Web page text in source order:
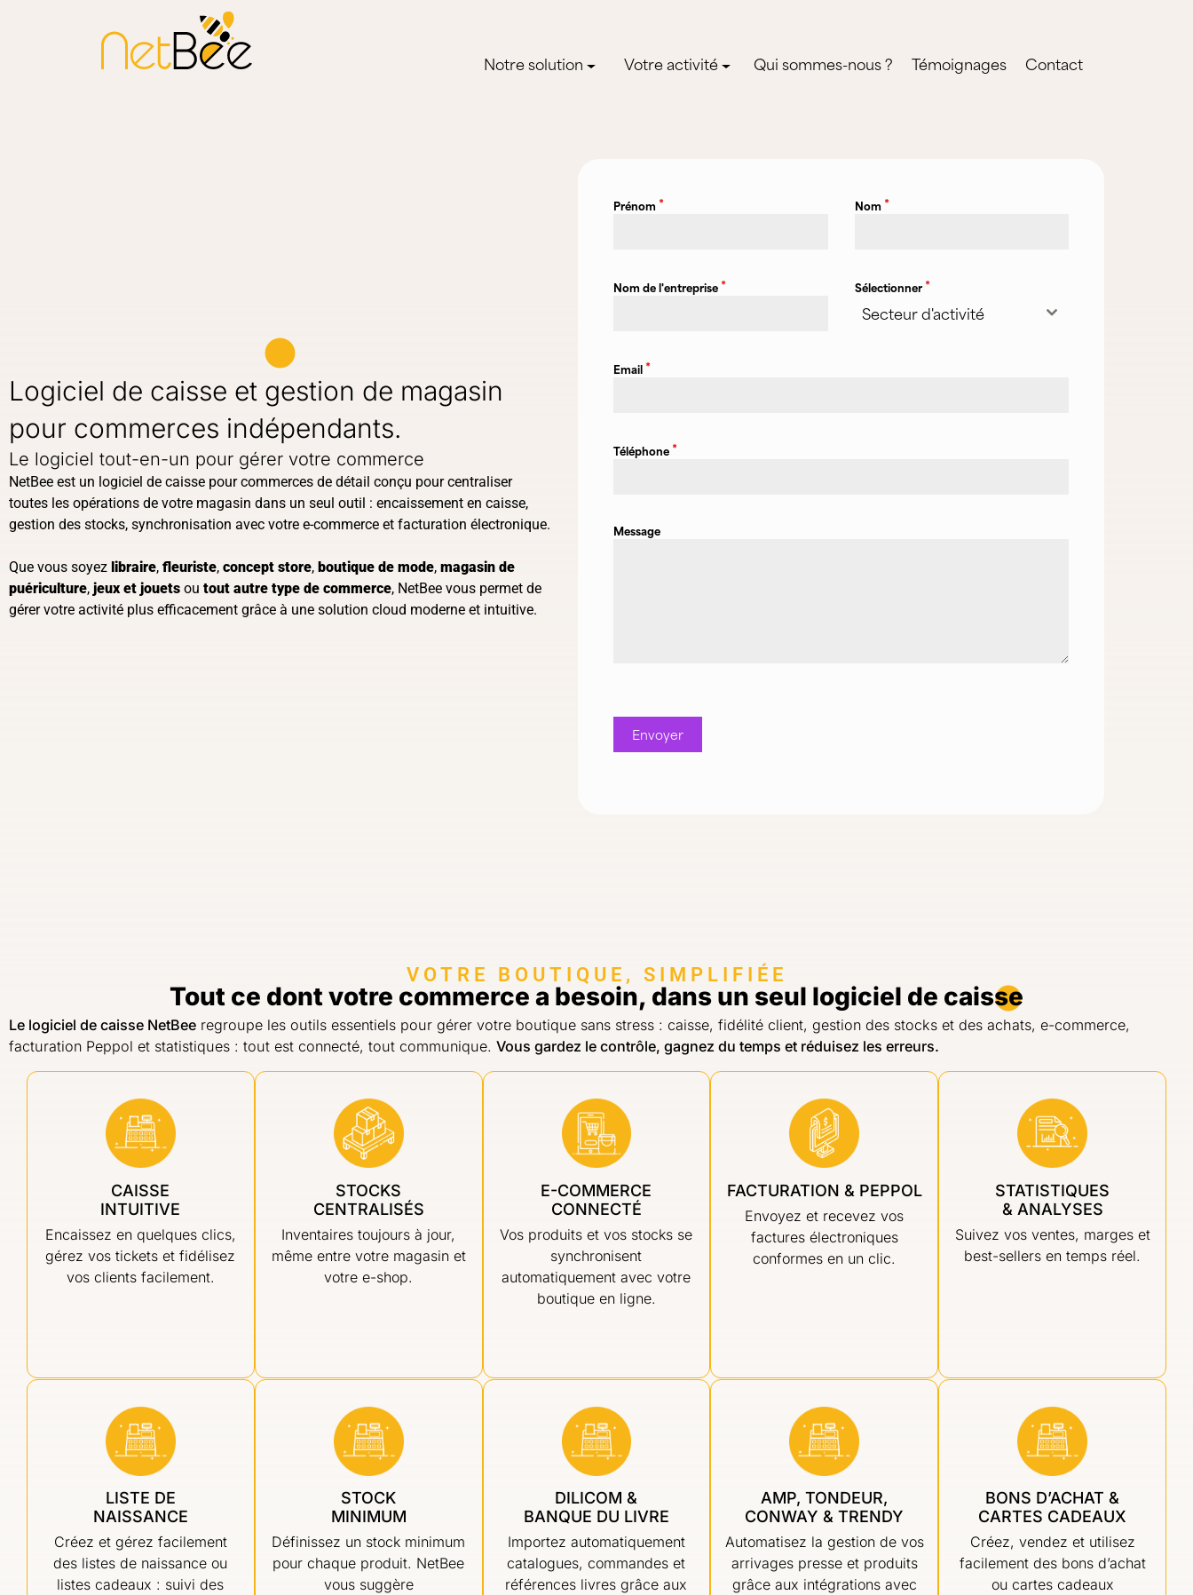
Notre solution Votre activité Qui sommes-nous ? Témoignages Contact
Logiciel de caisse et gestion de magasin
pour commerces indépendants.
Le logiciel tout-en-un pour gérer votre commerce
NetBee est un logiciel de caisse pour commerces de détail conçu pour centraliser
toutes les opérations de votre magasin dans un seul outil : encaissement en caisse,
gestion des stocks, synchronisation avec votre e-commerce et facturation électronique.
Que vous soyez libraire, fleuriste, concept store, boutique de mode, magasin de
puériculture, jeux et jouets ou tout autre type de commerce, NetBee vous permet de
gérer votre activité plus efficacement grâce à une solution cloud moderne et intuitive.
Prénom * Nom *
Nom de l'entreprise * Sélectionner *
Secteur d'activité
Email *
Téléphone *
Message
Envoyer
VOTRE BOUTIQUE, SIMPLIFIÉE
Tout ce dont votre commerce a besoin, dans un seul logiciel de caisse
Le logiciel de caisse NetBee regroupe les outils essentiels pour gérer votre boutique sans stress : caisse, fidélité client, gestion des stocks et des achats, e-commerce,
facturation Peppol et statistiques : tout est connecté, tout communique. Vous gardez le contrôle, gagnez du temps et réduisez les erreurs.
CAISSE
INTUITIVE
Encaissez en quelques clics,
gérez vos tickets et fidélisez
vos clients facilement.
STOCKS
CENTRALISÉS
Inventaires toujours à jour,
même entre votre magasin et
votre e-shop.
E-COMMERCE
CONNECTÉ
Vos produits et vos stocks se
synchronisent
automatiquement avec votre
boutique en ligne.
FACTURATION & PEPPOL
Envoyez et recevez vos
factures électroniques
conformes en un clic.
STATISTIQUES
& ANALYSES
Suivez vos ventes, marges et
best-sellers en temps réel.
LISTE DE
NAISSANCE
Créez et gérez facilement
des listes de naissance ou
listes cadeaux : suivi des
STOCK
MINIMUM
Définissez un stock minimum
pour chaque produit. NetBee
vous suggère
DILICOM &
BANQUE DU LIVRE
Importez automatiquement
catalogues, commandes et
références livres grâce aux
AMP, TONDEUR,
CONWAY & TRENDY
Automatisez la gestion de vos
arrivages presse et produits
grâce aux intégrations avec
BONS D’ACHAT &
CARTES CADEAUX
Créez, vendez et utilisez
facilement des bons d’achat
ou cartes cadeaux